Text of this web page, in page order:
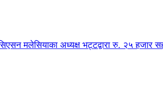
मलेसियाका अध्यक्ष भट्टद्वारा रु. २५ हजार